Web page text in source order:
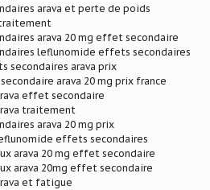
arava et perte de poids
traitement
arava 20 mg effet secondaire
leflunomide effets secondaires
secondaires arava prix
arava 20 mg prix france
effet secondaire
traitement
arava 20 mg prix
effets secondaires
arava 20 mg effet secondaire
arava 20mg effet secondaire
et fatigue